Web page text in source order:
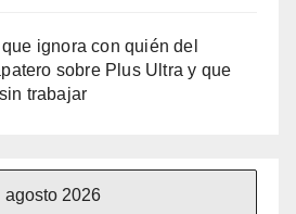
ignora con quién del
sobre Plus Ultra y que
trabajar
agosto 2026